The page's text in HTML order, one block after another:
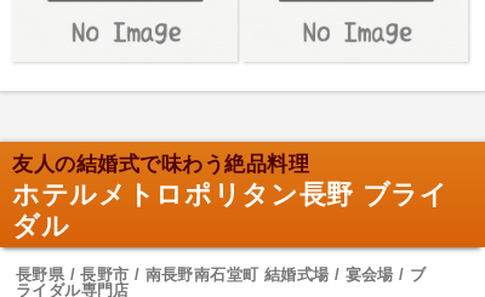
友人の結婚式で味わう絶品料理
ホテルメトロポリタン長野 ブライ
ダル
長野県 / 長野市 / 南長野南石堂町 結婚式場 / 宴会場 / ブ
ライダル専門店